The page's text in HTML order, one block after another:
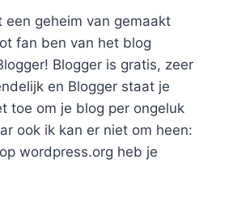
een geheim van gemaakt
fan ben van het blog
Blogger is gratis, zeer
en Blogger staat je
toe om je blog per ongeluk
ook ik kan er niet om heen:
wordpress.org heb je